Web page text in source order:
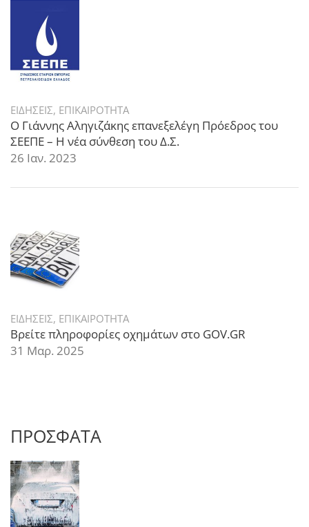
ΕΙΔΗΣΕΙΣ, ΕΠΙΚΑΙΡΟΤΗΤΑ
Ο Γιάννης Αληγιζάκης επανεξελέγη Πρόεδρος του
ΣΕΕΠΕ – Η νέα σύνθεση του Δ.Σ.
26 Ιαν. 2023
ΕΙΔΗΣΕΙΣ, ΕΠΙΚΑΙΡΟΤΗΤΑ
Βρείτε πληροφορίες οχημάτων στο GOV.GR
31 Μαρ. 2025
ΠΡΟΣΦΑΤΑ